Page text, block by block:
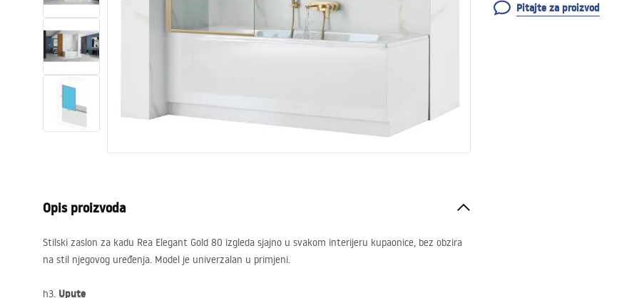
Kade i paravani
Miješalice, pipe, slavine
Pitajte za proizvod
Opis proizvoda
Stilski zaslon za kadu Rea Elegant Gold 80 izgleda sjajno u svakom interijeru kupaonice, bez obzira
na stil njegovog uređenja. Model je univerzalan u primjeni.
h3. Upute